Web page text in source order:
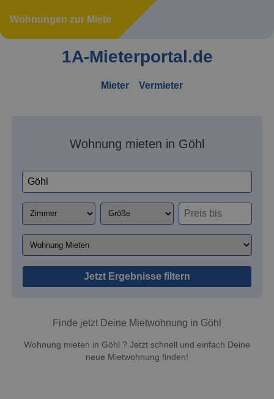
Wohnungen zur Miete
1A-Mieterportal.de
Mieter Vermieter
Wohnung mieten in Göhl
Jetzt Ergebnisse filtern
Finde jetzt Deine Mietwohnung in Göhl
Wohnung mieten in Göhl ? Jetzt schnell und einfach Deine
neue Mietwohnung finden!